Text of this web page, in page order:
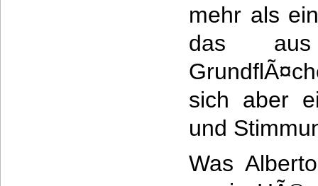
mehr als
das
sich aber
und
Was